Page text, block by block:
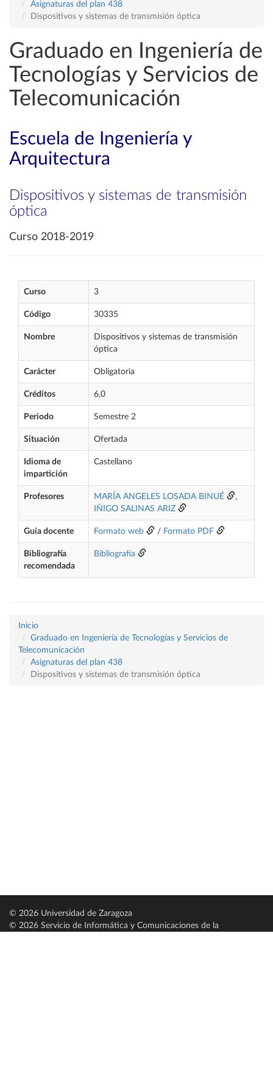
Asignaturas del plan 438
Dispositivos y sistemas de transmisión óptica
Graduado en Ingeniería de
Tecnologías y Servicios de
Telecomunicación
Escuela de Ingeniería y
Arquitectura
Dispositivos y sistemas de transmisión
óptica
Curso 2018-2019
Curso 3
Código 30335
Nombre
Dispositivos y sistemas de transmisión
óptica
Carácter Obligatoria
Créditos 6,0
Periodo Semestre 2
Situación Ofertada
Idioma de
impartición
Castellano
Profesores MARÍA ANGELES LOSADA BINUÉ
,
IÑIGO SALINAS ARIZ
Guía docente Formato web / Formato PDF
Bibliografía
recomendada
Bibliografía
Inicio
Graduado en Ingeniería de Tecnologías y Servicios de
Telecomunicación
Asignaturas del plan 438
Dispositivos y sistemas de transmisión óptica
© 2026 Universidad de Zaragoza
© 2026 Servicio de Informática y Comunicaciones de la